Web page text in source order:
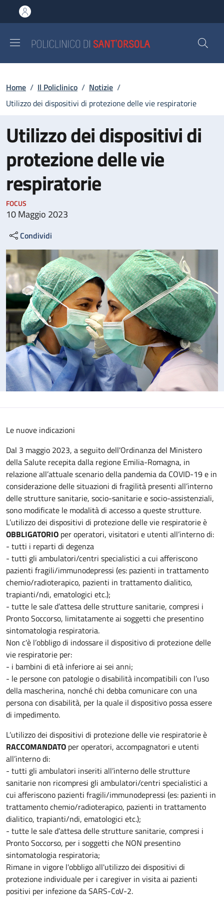
al contenuto principale
to footer content
Briciole di pane
Home / Il Policlinico / Notizie /
Utilizzo dei dispositivi di protezione delle vie respiratorie
Utilizzo dei dispositivi di
protezione delle vie
respiratorie
FOCUS
10 Maggio 2023
Condividi
Le nuove indicazioni
Dal 3 maggio 2023, a seguito dell'Ordinanza del Ministero
della Salute recepita dalla regione Emilia-Romagna, in
relazione all’attuale scenario della pandemia da COVID-19 e in
considerazione delle situazioni di fragilità presenti all’interno
delle strutture sanitarie, socio-sanitarie e socio-assistenziali,
sono modificate le modalità di accesso a queste strutture.
L’utilizzo dei dispositivi di protezione delle vie respiratorie è
OBBLIGATORIO per operatori, visitatori e utenti all’interno di:
- tutti i reparti di degenza
- tutti gli ambulatori/centri specialistici a cui afferiscono
pazienti fragili/immunodepressi (es: pazienti in trattamento
chemio/radioterapico, pazienti in trattamento dialitico,
trapianti/ndi, ematologici etc.);
- tutte le sale d’attesa delle strutture sanitarie, compresi i
Pronto Soccorso, limitatamente ai soggetti che presentino
sintomatologia respiratoria.
Non c'è l’obbligo di indossare il dispositivo di protezione delle
vie respiratorie per:
- i bambini di età inferiore ai sei anni;
- le persone con patologie o disabilità incompatibili con l’uso
della mascherina, nonché chi debba comunicare con una
persona con disabilità, per la quale il dispositivo possa essere
di impedimento.
L’utilizzo dei dispositivi di protezione delle vie respiratorie è
RACCOMANDATO per operatori, accompagnatori e utenti
all’interno di:
- tutti gli ambulatori inseriti all’interno delle strutture
sanitarie non ricompresi gli ambulatori/centri specialistici a
cui afferiscono pazienti fragili/immunodepressi (es: pazienti in
trattamento chemio/radioterapico, pazienti in trattamento
dialitico, trapianti/ndi, ematologici etc.);
- tutte le sale d’attesa delle strutture sanitarie, compresi i
Pronto Soccorso, per i soggetti che NON presentino
sintomatologia respiratoria;
Rimane in vigore l'obbligo all'utilizzo dei dispositivi di
protezione individuale per i caregiver in visita ai pazienti
positivi per infezione da SARS-CoV-2.